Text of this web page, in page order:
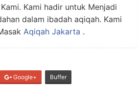
Kami hadir untuk Menjadi
dalam ibadah aqiqah. Kami
Aqiqah Jakarta .
Google+ Buffer